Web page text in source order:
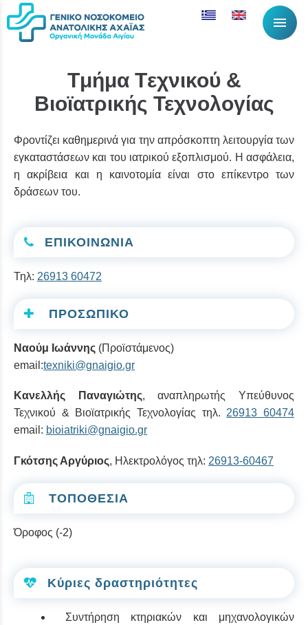
menu
Tμήμα Tεχνικού &
Bιοϊατρικής Τεχνολογίας
Φροντίζει καθημερινά για την απρόσκοπτη λειτουργία των
εγκαταστάσεων και του ιατρικού εξοπλισμού. Η ασφάλεια,
η ακρίβεια και η καινοτομία είναι στο επίκεντρο των
δράσεων του.
ΕΠΙΚΟΙΝΩΝΙΑ
Τηλ: 26913 60472
ΠΡΟΣΩΠΙΚΟ
Ναούμ Ιωάννης (Προϊστάμενος)
email:texniki@gnaigio.gr
Κανελλής Παναγιώτης, αναπληρωτής Υπεύθυνος
Τεχνικού & Βιοϊατρικής Τεχνολογίας τηλ. 26913 60474
email: bioiatriki@gnaigio.gr
Γκότσης Αργύριος, Ηλεκτρολόγος τηλ: 26913-60467
ΤΟΠΟΘΕΣΙΑ
Όροφος (-2)
Κύριες δραστηριότητες
Συντήρηση κτηριακών και μηχανολογικών